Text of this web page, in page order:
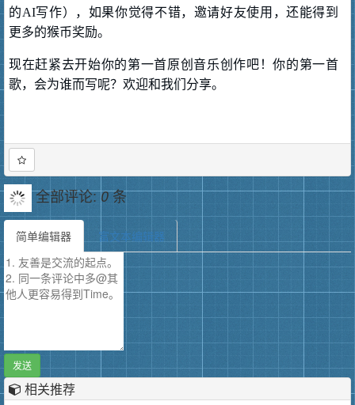
的AI写作），如果你觉得不错，邀请好友使用，还能得到
更多的猴币奖励。
现在赶紧去开始你的第一首原创音乐创作吧！你的第一首
歌，会为谁而写呢？欢迎和我们分享。
全部评论:0条
简单编辑器 富文本编辑器
发送
相关推荐